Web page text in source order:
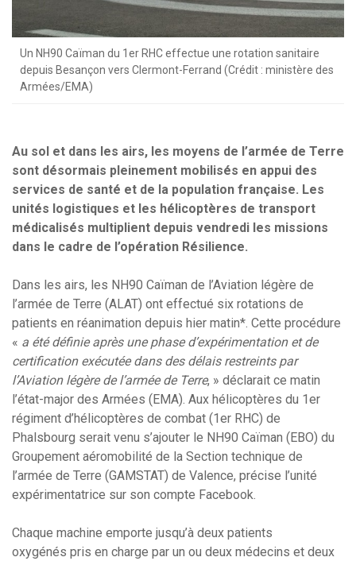
Un NH90 Caïman du 1er RHC effectue une rotation sanitaire
depuis Besançon vers Clermont-Ferrand (Crédit : ministère des
Armées/EMA)
Au sol et dans les airs, les moyens de l’armée de Terre
sont désormais pleinement mobilisés en appui des
services de santé et de la population française. Les
unités logistiques et les hélicoptères de transport
médicalisés multiplient depuis vendredi les missions
dans le cadre de l’opération Résilience.
Dans les airs, les NH90 Caïman de l’Aviation légère de
l’armée de Terre (ALAT) ont effectué six rotations de
patients en réanimation depuis hier matin*. Cette procédure
« a été définie après une phase d’expérimentation et de
certification exécutée dans des délais restreints par
l’Aviation légère de l’armée de Terre, » déclarait ce matin
l’état-major des Armées (EMA). Aux hélicoptères du 1er
régiment d’hélicoptères de combat (1er RHC) de
Phalsbourg serait venu s’ajouter le NH90 Caïman (EBO) du
Groupement aéromobilité de la Section technique de
l’armée de Terre (GAMSTAT) de Valence, précise l’unité
expérimentatrice sur son compte Facebook.
Chaque machine emporte jusqu’à deux patients
oxygénés pris en charge par un ou deux médecins et deux